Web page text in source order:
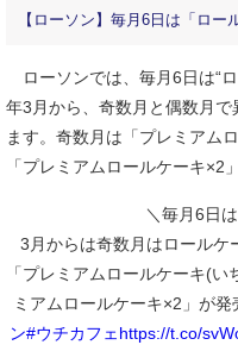
【ローソン】毎月6日は「ロー
ローソンでは、毎月6日は“
年3月から、奇数月と偶数月
ます。奇数月は「プレミアム
「プレミアムロールケーキ×2
＼毎月6日
3月からは奇数月はロールケ
「プレミアムロールケーキ(
ミアムロールケーキ×2」が
ン#ウチカフェhttps://t.co/